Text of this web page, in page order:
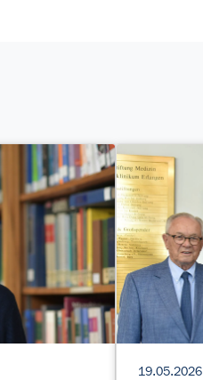
19.05.2026